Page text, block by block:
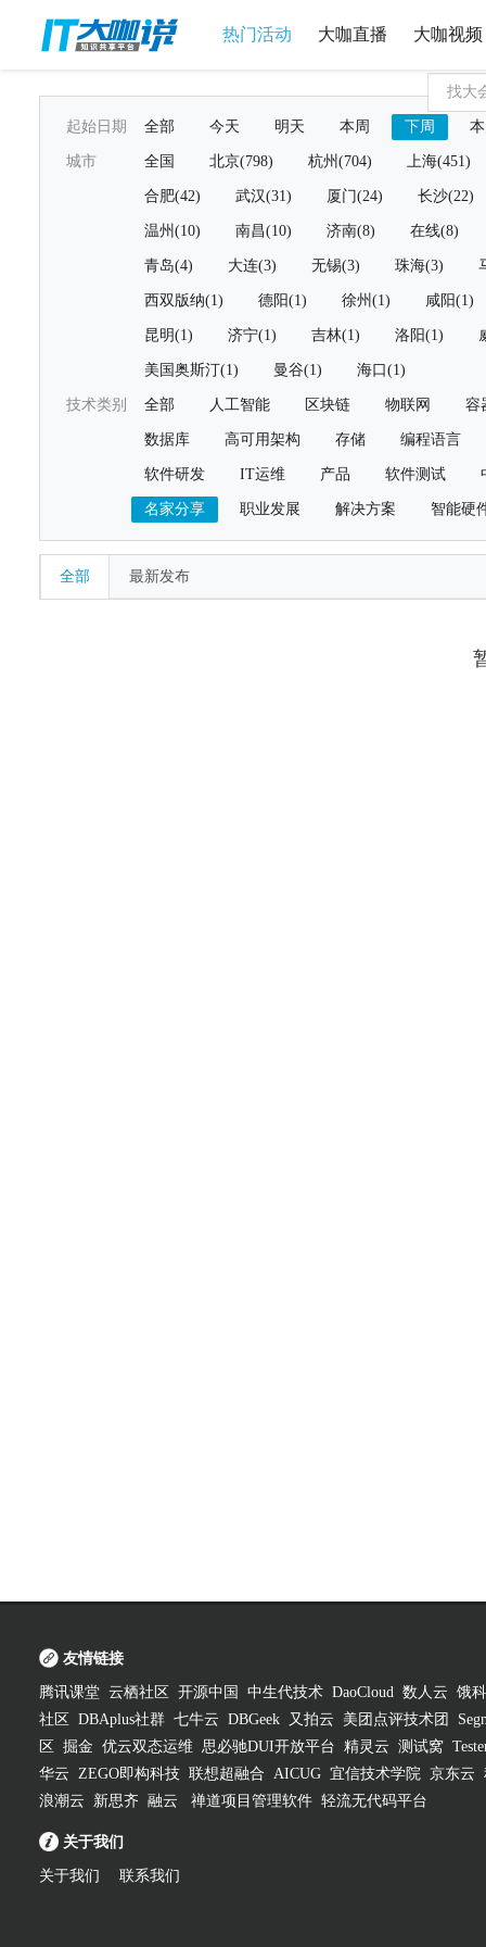
热门活动 大咖直播 大咖视频
起始日期 全部 今天 明天 本周 下周
城市 全国 北京(798) 杭州(704) 上海(451)
合肥(42) 武汉(31) 厦门(24) 长沙(22)
温州(10) 南昌(10) 济南(8) 在线(8)
青岛(4) 大连(3) 无锡(3) 珠海(3)
西双版纳(1) 德阳(1) 徐州(1) 咸阳(1)
昆明(1) 济宁(1) 吉林(1) 洛阳(1)
美国奥斯汀(1) 曼谷(1) 海口(1)
技术类别 全部 人工智能 区块链 物联网 容
数据库 高可用架构 存储 编程语言
软件研发 IT运维 产品 软件测试
名家分享 职业发展 解决方案 智能硬
全部 最新发布
友情链接
腾讯课堂 云栖社区 开源中国 中生代技术 DaoCloud 数人云 饿
社区
DBAplus社群 七牛云 DBGeek 又拍云 美团点评技术团
区
掘金 优云双态运维 思必驰DUI开放平台 精灵云 测试窝
华云 ZEGO即构科技 联想超融合 AICUG 宜信技术学院 京东云
浪潮云
新思齐 融云 禅道项目管理软件 轻流无代码平台
关于我们
关于我们 联系我们